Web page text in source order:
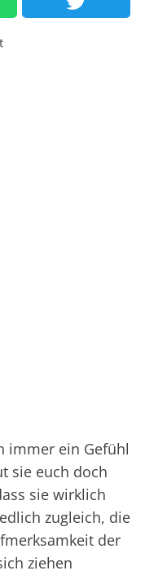
immer ein Gefühl
sie euch doch
sie wirklich
zugleich, die
der
ziehen